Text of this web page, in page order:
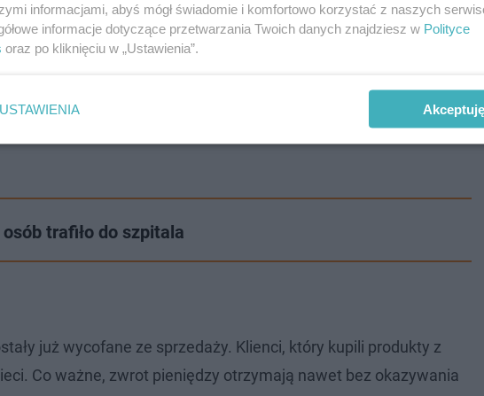
trafiło do szpitala
już wycofane ze sprzedaży. Klienci, który kupili produkty z
Co ważne, zwrot pieniędzy otrzymają nawet bez okazywania
informacjami, abyś mógł świadomie i komfortowo korzystać z naszych
informacje dotyczące przetwarzania Twoich danych znajdziesz w Polityce
oraz po kliknięciu w „Ustawienia”.
USTAWIENIA Akceptuję